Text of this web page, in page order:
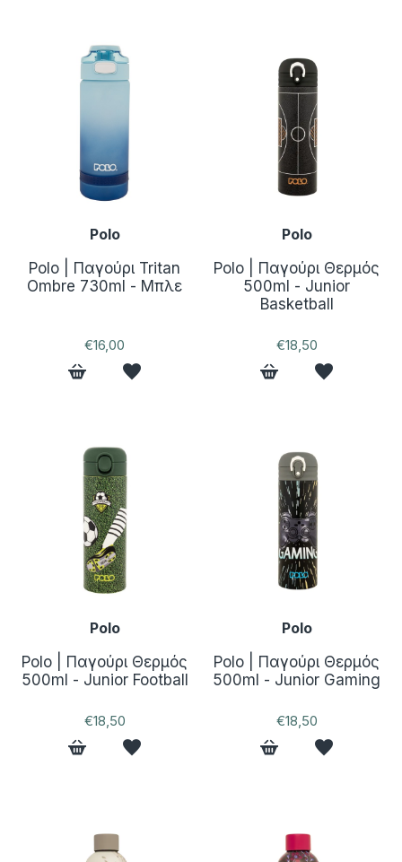
Polo
Polo | Παγούρι Tritan
Ombre 730ml - Μπλε
€16,00
Polo
Polo | Παγούρι Θερμός
500ml - Junior
Basketball
€18,50
Polo
Polo | Παγούρι Θερμός
500ml - Junior Football
€18,50
Polo
Polo | Παγούρι Θερμός
500ml - Junior Gaming
€18,50